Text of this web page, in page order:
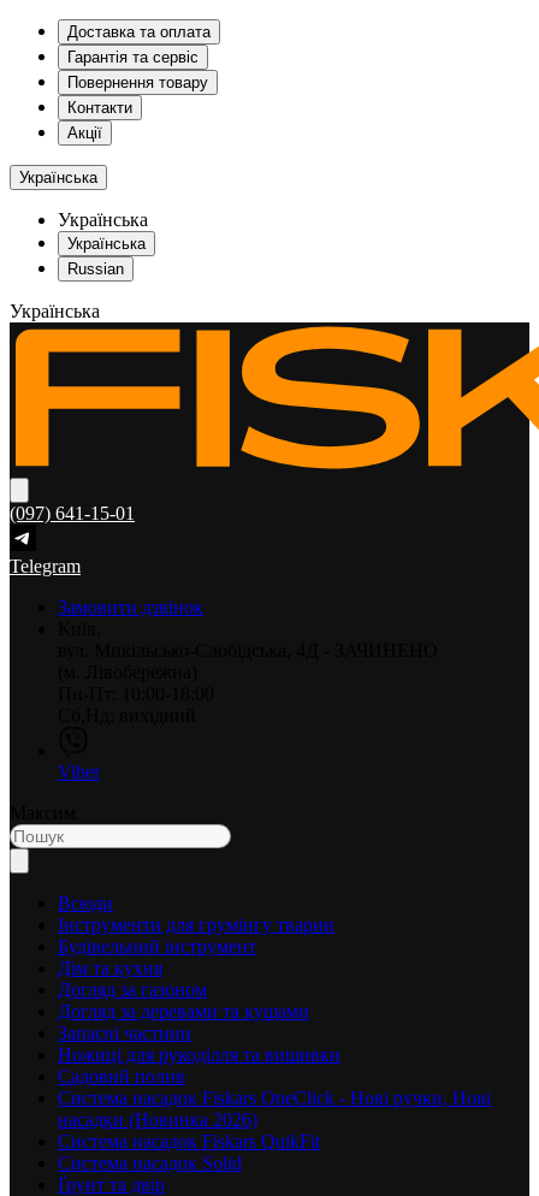
Доставка та оплата
Гарантія та сервіс
Повернення товару
Контакти
Акції
Українська
Українська
Українська
Russian
Українська
(097) 641-15-01
Telegram
Замовити дзвінок
Viber
Всюди
Інструменти для грумінгу тварин
Будівельний інструмент
Дім та кухня
Догляд за газоном
Догляд за деревами та кущами
Запасні частини
Ножиці для рукоділля та вишивки
Садовий полив
Система насадок Fiskars OneClick - Нові ручки, Нові
насадки (Новинка 2026)
Система насадок Fiskars QuikFit
Система насадок Solid
Ґрунт та двір